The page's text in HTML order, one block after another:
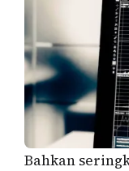
Bahkan